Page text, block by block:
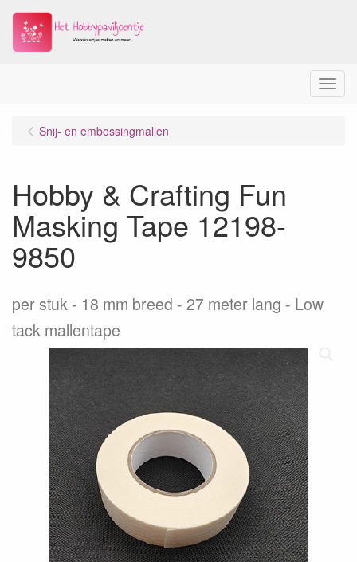
Menu
Snij- en embossingmallen
Hobby & Crafting Fun
Masking Tape 12198-
9850
per stuk
18 mm breed - 27 meter lang - Low
tack mallentape